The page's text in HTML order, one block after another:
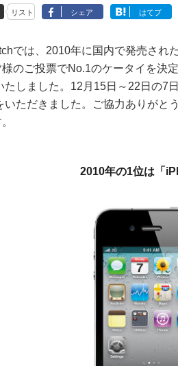
リスト シェア はてブ
では、2010年に国内で発売され
のご投票でNo.1のケータイを決
たしました。12月15日～22日の7
いただきました。ご協力ありがと
2010年の1位は「